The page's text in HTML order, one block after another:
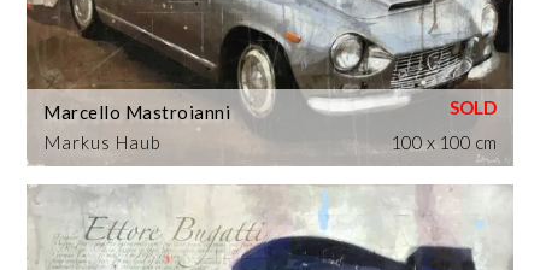
Markus Haub
Marcello Mastroianni
100 x 100 cm